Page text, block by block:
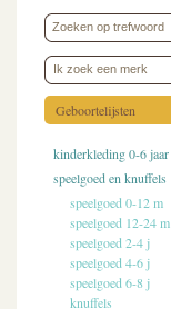
Ik zoek een merk
Geboortelijsten
kinderkleding 0-6 jaar
speelgoed en knuffels
speelgoed 0-12 m
speelgoed 12-24 m
speelgoed 2-4 j
speelgoed 4-6 j
speelgoed 6-8 j
knuffels